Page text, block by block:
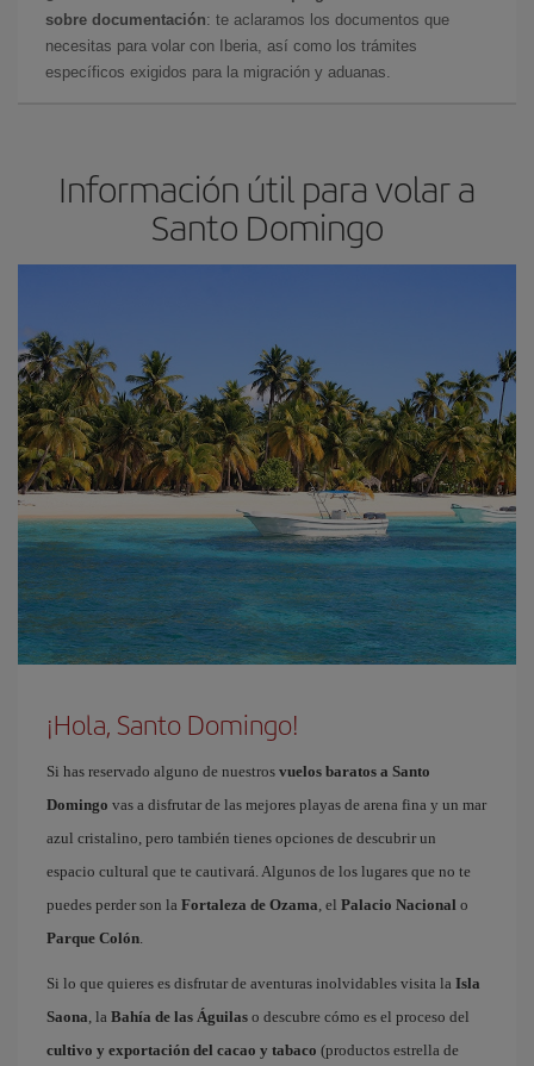
sobre documentación: te aclaramos los documentos que
necesitas para volar con Iberia, así como los trámites
específicos exigidos para la migración y aduanas.
Información útil para volar a
Santo Domingo
¡Hola, Santo Domingo!
Si has reservado alguno de nuestros vuelos baratos a Santo
Domingo vas a disfrutar de las mejores playas de arena fina y un mar
azul cristalino, pero también tienes opciones de descubrir un
espacio cultural que te cautivará. Algunos de los lugares que no te
puedes perder son la Fortaleza de Ozama, el Palacio Nacional o
Parque Colón.
Si lo que quieres es disfrutar de aventuras inolvidables visita la Isla
Saona, la Bahía de las Águilas o descubre cómo es el proceso del
cultivo y exportación del cacao y tabaco (productos estrella de